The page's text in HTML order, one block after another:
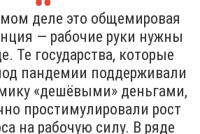
деле это общемировая
— рабочие руки нужны
Те государства, которые
пандемии поддерживали
«дешёвыми» деньгами,
простимулировали рост
на рабочую силу. В ряде